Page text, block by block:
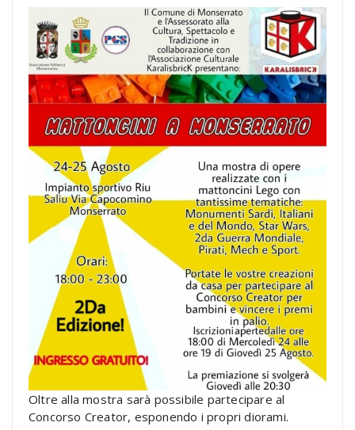
Oltre alla mostra sarà possibile partecipare al
Concorso Creator, esponendo i propri diorami.